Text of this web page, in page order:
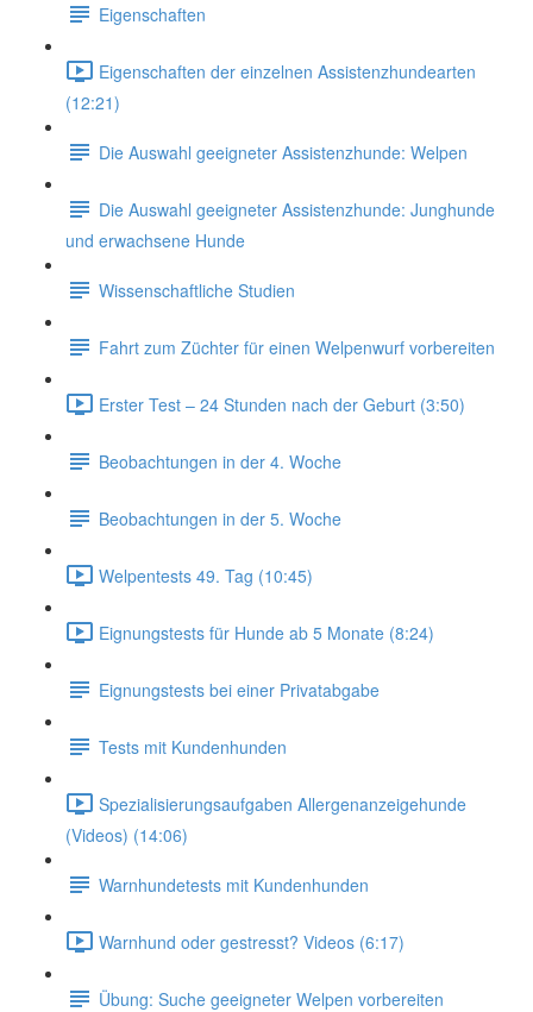
Eigenschaften
Eigenschaften der einzelnen Assistenzhundearten
(12:21)
Die Auswahl geeigneter Assistenzhunde: Welpen
Die Auswahl geeigneter Assistenzhunde: Junghunde
und erwachsene Hunde
Wissenschaftliche Studien
Fahrt zum Züchter für einen Welpenwurf vorbereiten
Erster Test – 24 Stunden nach der Geburt (3:50)
Beobachtungen in der 4. Woche
Beobachtungen in der 5. Woche
Welpentests 49. Tag (10:45)
Eignungstests für Hunde ab 5 Monate (8:24)
Eignungstests bei einer Privatabgabe
Tests mit Kundenhunden
Spezialisierungsaufgaben Allergenanzeigehunde
(Videos) (14:06)
Warnhundetests mit Kundenhunden
Warnhund oder gestresst? Videos (6:17)
Übung: Suche geeigneter Welpen vorbereiten